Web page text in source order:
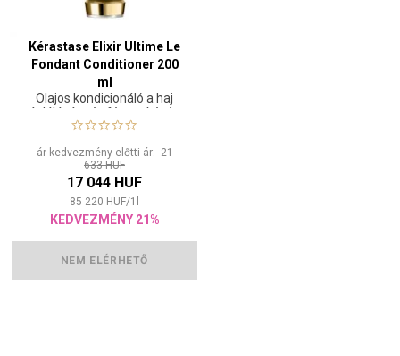
Kérastase Elixir Ultime Le
Fondant Conditioner 200
ml
Olajos kondicionáló a haj
táplálására és fényesítésére
ár kedvezmény előtti ár:21
633 HUF
17 044 HUF
85 220 HUF/1
KEDVEZMÉNY 21%
NEM ELÉRHETŐ